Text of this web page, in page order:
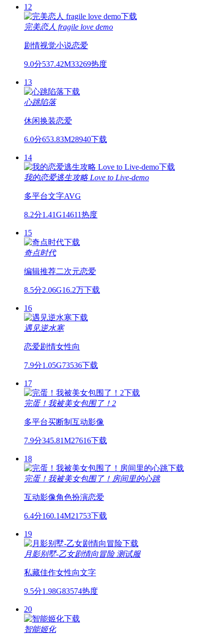
12
完美恋人 fragile love demo
剧情视觉小说恋爱
9.0分537.42M33269热度
13
心跳陷落
休闲换装恋爱
6.0分653.83M28940下载
14
我的恋爱逃生攻略 Love to Live-demo
多平台文字AVG
8.2分1.41G14611热度
15
奇点时代
编辑推荐二次元恋爱
8.5分2.06G16.2万下载
16
遇见逆水寒
恋爱剧情女性向
7.9分1.05G73536下载
17
完蛋！我被美女包围了！2
多平台买断制 互动影像
7.9分345.81M27616下载
18
完蛋！我被美女包围了！房间里的心跳
互动影像角色扮演恋爱
6.4分160.14M21753下载
19
月影别墅-乙女剧情向冒险 测试服
私藏佳作女性向文字
9.5分1.98G83574热度
20
智能姬化